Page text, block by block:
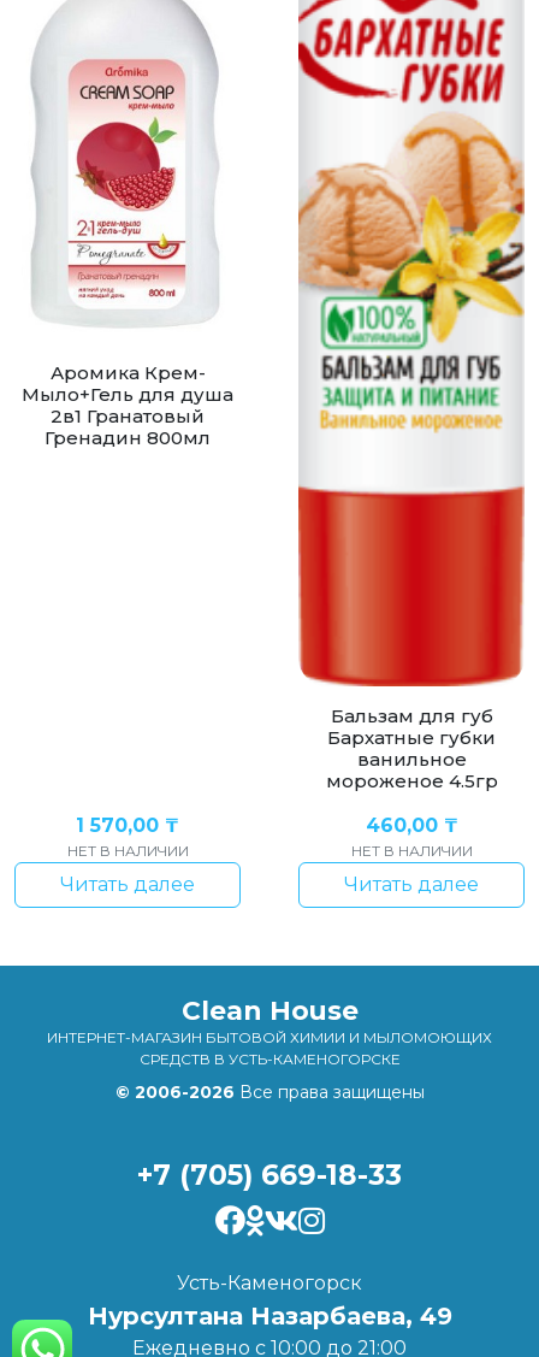
Аромика Крем-
Мыло+Гель для душа
2в1 Гранатовый
Гренадин 800мл
1 570,00 ₸
НЕТ В НАЛИЧИИ
Читать далее
Бальзам для губ
Бархатные губки
ванильное
мороженое 4.5гр
460,00 ₸
НЕТ В НАЛИЧИИ
Читать далее
Clean House
ИНТЕРНЕТ-МАГАЗИН БЫТОВОЙ ХИМИИ И МЫЛОМОЮЩИХ
СРЕДСТВ В УСТЬ-КАМЕНОГОРСКЕ
© 2006-2026 Все права защищены
+7 (705) 669-18-33
Усть-Каменогорск
Нурсултана Назарбаева, 49
Ежедневно с 10:00 до 21:00